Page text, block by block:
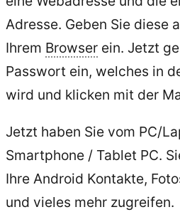
Adresse. Geben Sie diese
Ihrem Browser ein. Jetzt
Passwort ein, welches in
wird und klicken mit der
Jetzt haben Sie vom PC/
Smartphone / Tablet PC.
Ihre Android Kontakte,
und vieles mehr zugreifen.